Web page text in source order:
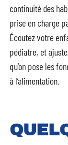
continuité des
prise en charge
Écoutez votre
pédiatre, et
qu’on pose les
à l’alimentation.